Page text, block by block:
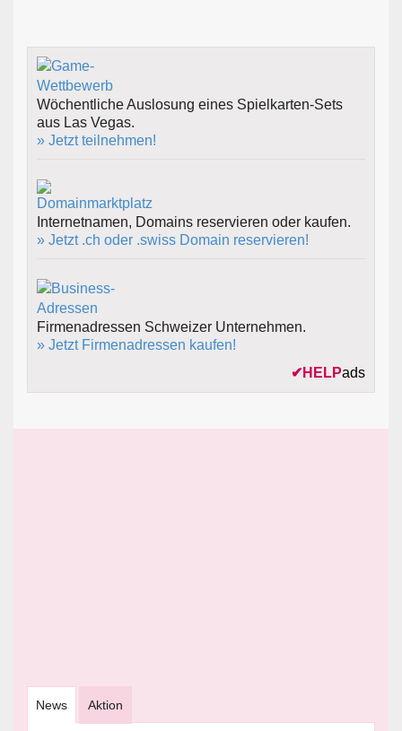
Wöchentliche Auslosung eines Spielkarten-Sets
aus Las Vegas.
» Jetzt teilnehmen!
Internetnamen, Domains reservieren oder kaufen.
» Jetzt .ch oder .swiss Domain reservieren!
Firmenadressen Schweizer Unternehmen.
» Jetzt Firmenadressen kaufen!
✔ HELPads
News Aktion